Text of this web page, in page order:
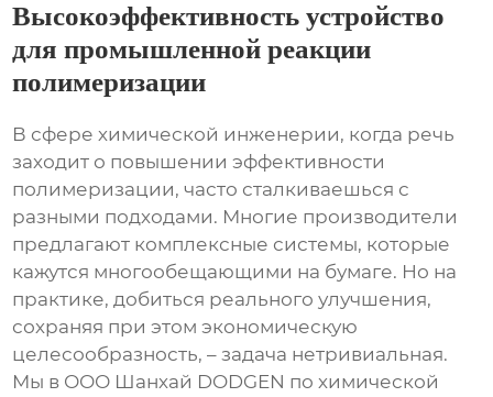
Высокоэффективность устройство
для промышленной реакции
полимеризации
В сфере химической инженерии, когда речь
заходит о повышении эффективности
полимеризации, часто сталкиваешься с
разными подходами. Многие производители
предлагают комплексные системы, которые
кажутся многообещающими на бумаге. Но на
практике, добиться реального улучшения,
сохраняя при этом экономическую
целесообразность, – задача нетривиальная.
Мы в ООО Шанхай DODGEN по химической